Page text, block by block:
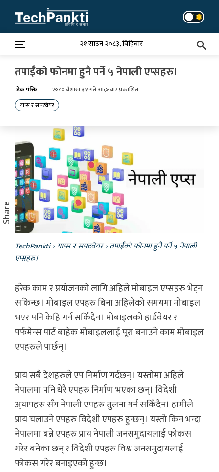
content
२१ साउन २०८३, बिहिबार
तपाईँको फोनमा हुनै पर्ने ५ नेपाली एप्सहरु।
टेक पंक्ति २०८० ब‌ैशाख ३१ गते आइतबार प्रकाशित
याप्स र सफ्टवेयर
TechPankti› याप्स र सफ्टवेयर›तपाईँको फोनमा हुनै पर्ने ५ नेपाली
एप्सहरु।
हरेक काम र प्रयोजनको लागि अहिले मोबाइल एप्सहरु भेट्न
सकिन्छ। मोबाइल एपहरु बिना अहिलेको समयमा मोबाइल
भएर पनि केहि गर्न सकिँदैन। मोबाइलको हार्डवेयर र
पर्फमेन्स पार्ट बाहेक मोबाइललाई पूरा बनाउने काम मोबाइल
एपहरुले पार्छन्।
प्राय सबै देशहरुले एप निर्माण गर्दछन्। यस्तोमा अहिले
नेपालमा पनि धेरै एपहरु निर्माण भएका छन्। विदेशी
अ्यापहरु सँग नेपाली एपहरु तुलना गर्न सकिँदैन। हामीले
प्राय चलाउने एपहरु विदेशी एपहरु हुन्छन्। यस्तो किन भन्दा
नेपालमा बन्ने एपहरु प्राय नेपाली जनसमुदायलाई फोकस
गरेर बनेका छन् र विदेशी एपहरु विश्व जनसमुदायलाई
फोकस गरेर बनाइएको हुन्छ।